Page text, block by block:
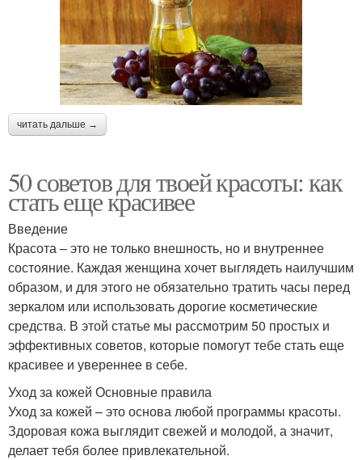
читать дальше →
50 советов для твоей красоты: как
стать еще красивее
Введение
Красота – это не только внешность, но и внутреннее
состояние. Каждая женщина хочет выглядеть наилучшим
образом, и для этого не обязательно тратить часы перед
зеркалом или использовать дорогие косметические
средства. В этой статье мы рассмотрим 50 простых и
эффективных советов, которые помогут тебе стать еще
красивее и увереннее в себе.
Уход за кожей Основные правила
Уход за кожей – это основа любой программы красоты.
Здоровая кожа выглядит свежей и молодой, а значит,
делает тебя более привлекательной.